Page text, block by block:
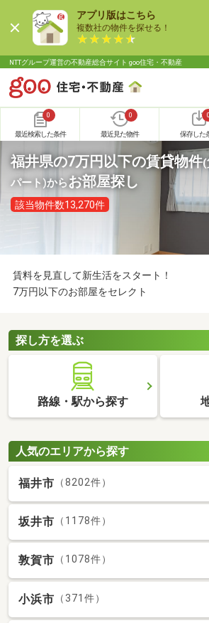
アプリ版はこちら
複数社の物件を探せる！
NTTグループ運営の不動産総合サイト goo住宅・不動産
0
最近検索した条件
0
最近見た物件
0
保存した
福井県の7万円以下の賃貸物件(
パート)からお部屋探し
該当物件数13,270件
賃料を見直して新生活をスタート！
7万円以下のお部屋をセレクト
探し方を選ぶ
路線・駅から探す
人気のエリアから探す
福井市 （8202件）
坂井市 （1178件）
敦賀市 （1078件）
小浜市 （371件）